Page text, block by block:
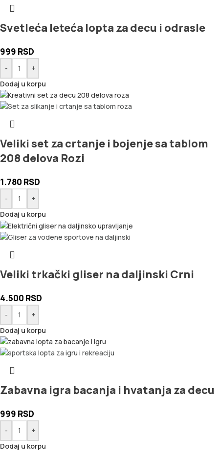
Svetleća leteća lopta za decu i odrasle
999 RSD
-
+
Dodaj u korpu
Veliki set za crtanje i bojenje sa tablom
208 delova Rozi
1.780 RSD
-
+
Dodaj u korpu
Veliki trkački gliser na daljinski Crni
4.500 RSD
-
+
Dodaj u korpu
Zabavna igra bacanja i hvatanja za decu
999 RSD
-
+
Dodaj u korpu